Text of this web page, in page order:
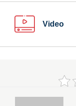
Video